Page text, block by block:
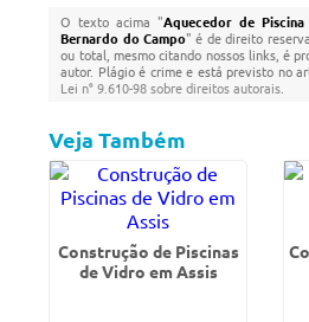
O texto acima "Aquecedor de
Bernardo do Campo" é de direito
ou total, mesmo citando nossos links, é
autor. Plágio é crime e está previsto no
Lei n° 9.610-98 sobre direitos autorais
Veja Também
Construção de Piscinas
de Vidro em Assis